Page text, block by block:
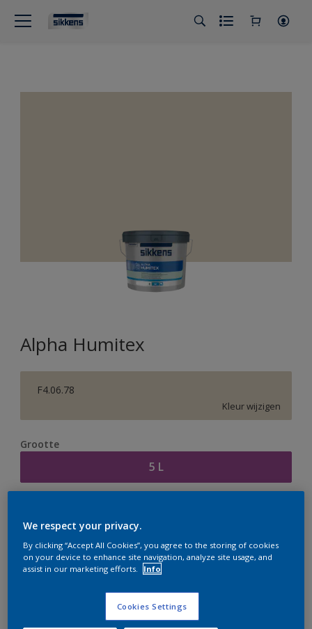
Alpha Humitex
F4.06.78
Kleur wijzigen
Grootte
5 L
er hard aan om de voorraad aan te vullen.
We respect your privacy.
By clicking “Accept All Cookies”, you agree to the storing of cookies
on your device to enhance site navigation, analyze site usage, and
assist in our marketing efforts.
Info
Cookies Settings